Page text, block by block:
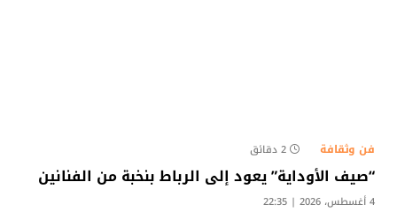
فن وثقافة 2 دقائق
“صيف الأوداية” يعود إلى الرباط بنخبة من الفنانين
4 أغسطس، 2026 | 22:35